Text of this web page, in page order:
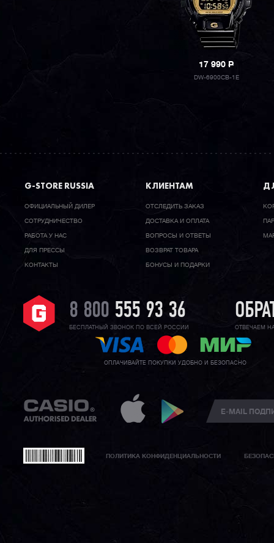
17 990P
DW-6900CB-1E
G-STORE RUSSIA
ОФИЦИАЛЬНЫЙ ДИЛЕР
CОТРУДНИЧЕСТВО
РАБОТА У НАС
ДЛЯ ПРЕССЫ
КОНТАКТЫ
КЛИЕНТАМ
ОТСЛЕДИТЬ ЗАКАЗ
ДОСТАВКА И ОПЛАТА
ВОПРОСЫ И ОТВЕТЫ
ВОЗВРАТ ТОВАРА
БОНУСЫ И ПОДАРКИ
8 800 555 93 36
БЕСПЛАТНЫЙ ЗВОНОК ПО ВСЕЙ РОССИИ ОТВЕЧАЕМ
ОПЛАЧИВАЙТЕ ПОКУПКИ УДОБНО И БЕЗОПАСНО
ПОЛИТИКА КОНФИДЕНЦИАЛЬНОСТИ